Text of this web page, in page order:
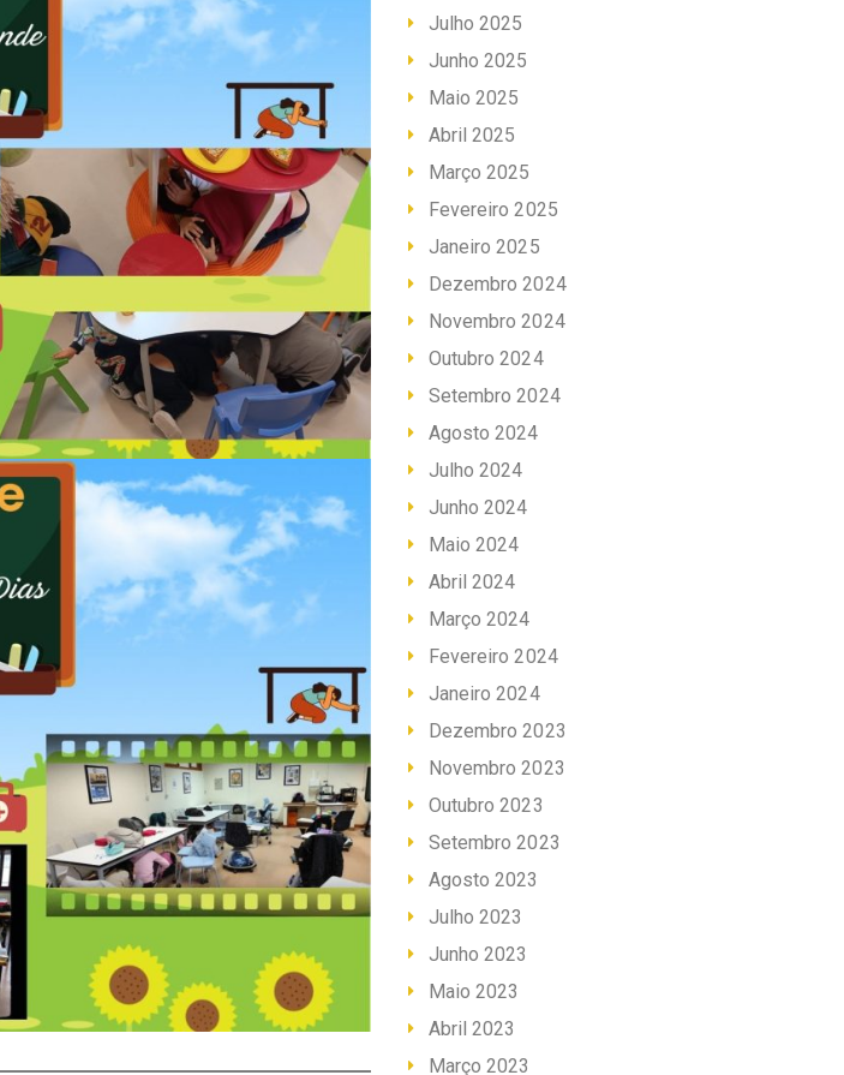
Julho 2025
Junho 2025
Maio 2025
Abril 2025
Março 2025
Fevereiro 2025
Janeiro 2025
Dezembro 2024
Novembro 2024
Outubro 2024
Setembro 2024
Agosto 2024
Julho 2024
Junho 2024
Maio 2024
Abril 2024
Março 2024
Fevereiro 2024
Janeiro 2024
Dezembro 2023
Novembro 2023
Outubro 2023
Setembro 2023
Agosto 2023
Julho 2023
Junho 2023
Maio 2023
Abril 2023
Março 2023